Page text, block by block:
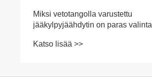
Miksi vetotangolla varustettu
jääkylpyjäähdytin on paras valinta
Katso lisää >>